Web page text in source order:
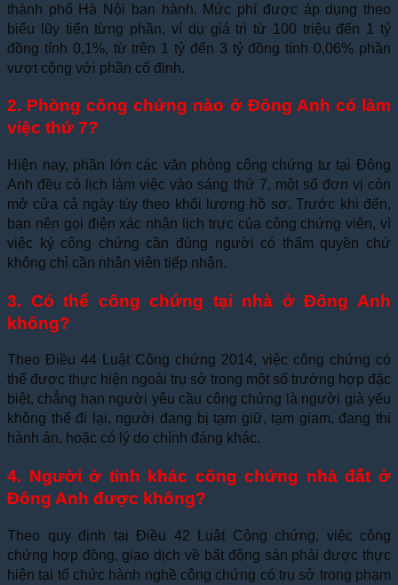
thành phố Hà Nội ban hành. Mức phí được áp dụng theo
biểu lũy tiến từng phần, ví dụ giá trị từ 100 triệu đến 1 tỷ
đồng tính 0,1%, từ trên 1 tỷ đến 3 tỷ đồng tính 0,06% phần
vượt cộng với phần cố định.
2. Phòng công chứng nào ở Đông Anh có làm
việc thứ 7?
Hiện nay, phần lớn các văn phòng công chứng tư tại Đông
Anh đều có lịch làm việc vào sáng thứ 7, một số đơn vị còn
mở cửa cả ngày tùy theo khối lượng hồ sơ. Trước khi đến,
bạn nên gọi điện xác nhận lịch trực của công chứng viên, vì
việc ký công chứng cần đúng người có thẩm quyền chứ
không chỉ cần nhân viên tiếp nhận.
3. Có thể công chứng tại nhà ở Đông Anh
không?
Theo Điều 44 Luật Công chứng 2014, việc công chứng có
thể được thực hiện ngoài trụ sở trong một số trường hợp đặc
biệt, chẳng hạn người yêu cầu công chứng là người già yếu
không thể đi lại, người đang bị tạm giữ, tạm giam, đang thi
hành án, hoặc có lý do chính đáng khác.
4. Người ở tỉnh khác công chứng nhà đất ở
Đông Anh được không?
Theo quy định tại Điều 42 Luật Công chứng, việc công
chứng hợp đồng, giao dịch về bất động sản phải được thực
hiện tại tổ chức hành nghề công chứng có trụ sở trong phạm